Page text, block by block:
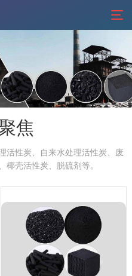
焦
活性炭、自来水处理活性炭、废
壳活性炭、脱硫剂等。